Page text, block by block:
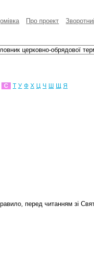
Про проект
С Т У Ф Х Ц Ч Ш Щ Я
перед читанням зі